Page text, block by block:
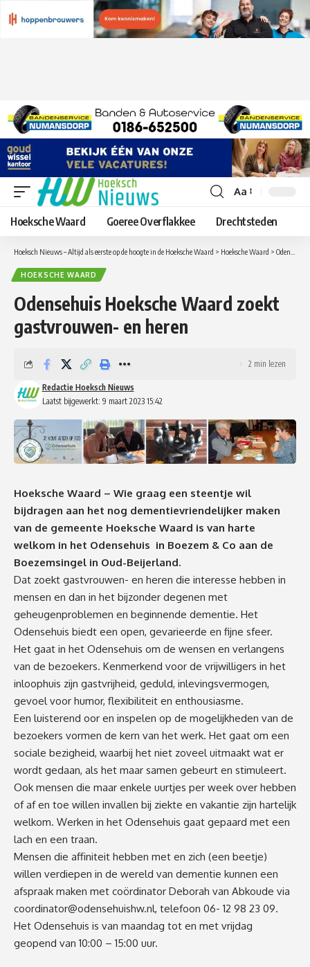
Lettergrootte
aanpassen
Aa
Hoeksche Waard Goeree Overflakkee Drechtsteden
Hoeksch Nieuws – Altijd als eerste op de hoogte in de Hoeksche Waard > Hoeksche Waard > Odensehuis Hoeksche Waard zoekt gastvrouwen- en heren
HOEKSCHE WAARD
Odensehuis Hoeksche Waard zoekt
gastvrouwen- en heren
Laatst bijgewerkt: 9 maart 2023 15:42
Redactie Hoeksch Nieuws
2 min lezen
Hoeksche Waard – Wie graag een steentje wil
bijdragen aan het nog dementievriendelijker maken
van de gemeente Hoeksche Waard is van harte
welkom in het Odensehuis in Boezem & Co aan de
Boezemsingel in Oud-Beijerland.
Dat zoekt gastvrouwen- en heren die interesse hebben in
mensen en dan in het bijzonder degenen met
geheugenproblemen en beginnende dementie. Het
Odensehuis biedt een open, gevarieerde en fijne sfeer.
Het gaat in het Odensehuis om de wensen en verlangens
van de bezoekers. Kenmerkend voor de vrijwilligers in het
inloophuis zijn gastvrijheid, geduld, inlevingsvermogen,
gevoel voor humor, flexibiliteit en enthousiasme.
Een luisterend oor en inspelen op de mogelijkheden van de
bezoekers vormen de kern van het werk. Het gaat om een
sociale bezigheid, waarbij het niet zoveel uitmaakt wat er
wordt gedaan, als het maar samen gebeurt en stimuleert.
Ook mensen die maar enkele uurtjes per week over hebben
of af en toe willen invallen bij ziekte en vakantie zijn hartelijk
welkom. Werken in het Odensehuis gaat gepaard met een
lach en een traan.
Mensen die affiniteit hebben met en zich (een beetje)
willen verdiepen in de wereld van dementie kunnen een
afspraak maken met coördinator Deborah van Abkoude via
coordinator@odensehuishw.nl, telefoon 06- 12 98 23 09.
Het Odensehuis is van maandag tot en met vrijdag
geopend van 10:00 – 15:00 uur.